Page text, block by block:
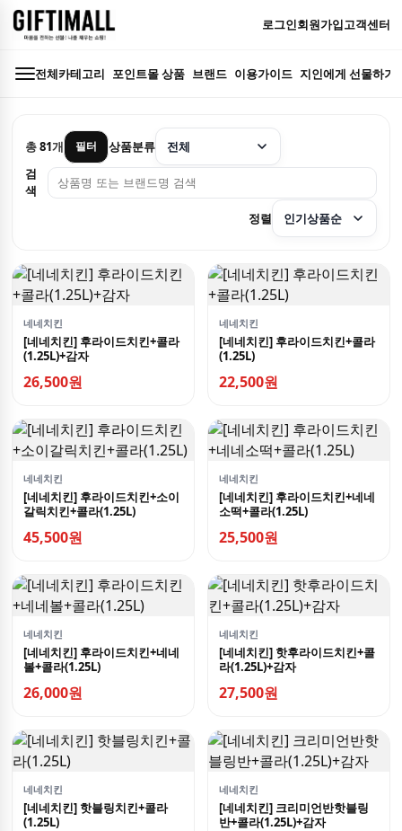
로그인회원가입고객센터
전체카테고리 포인트몰 상품 브랜드 이용가이드 지인에게 선물하기
총81개 필터
상품분류
검
색
정렬
네네치킨
[네네치킨] 후라이드치킨+콜라
(1.25L)+감자
26,500원
네네치킨
[네네치킨] 후라이드치킨+콜라
(1.25L)
22,500원
네네치킨
[네네치킨] 후라이드치킨+소이
갈릭치킨+콜라(1.25L)
45,500원
네네치킨
[네네치킨] 후라이드치킨+네네
소떡+콜라(1.25L)
25,500원
네네치킨
[네네치킨] 후라이드치킨+네네
볼+콜라(1.25L)
26,000원
네네치킨
[네네치킨] 핫후라이드치킨+콜
라(1.25L)+감자
27,500원
네네치킨
[네네치킨] 핫블링치킨+콜라
(1.25L)
네네치킨
[네네치킨] 크리미언반핫블링
반+콜라(1.25L)+감자